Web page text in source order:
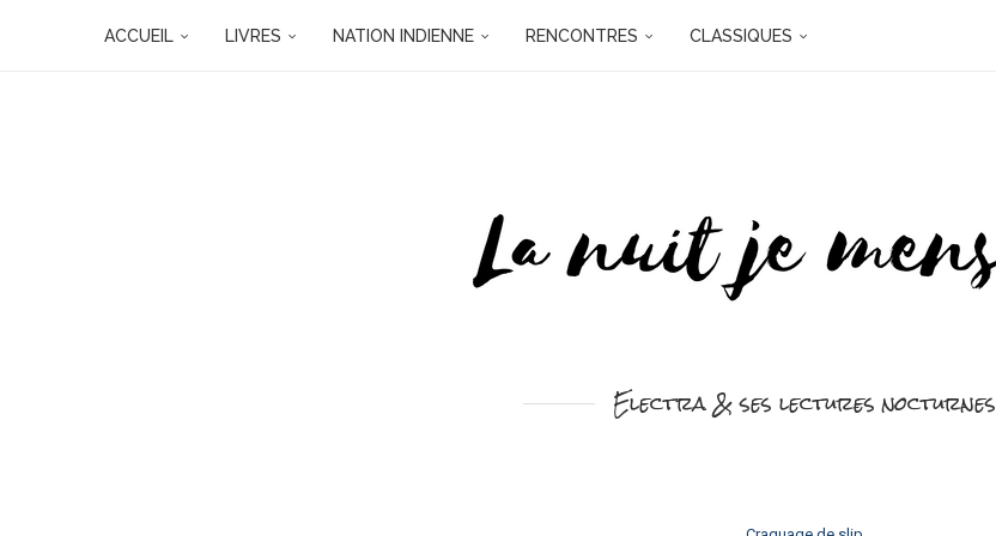
ACCUEIL LIVRES NATION INDIENNE RENCONTRES CLASSIQUES
Electra & ses lectures nocturnes